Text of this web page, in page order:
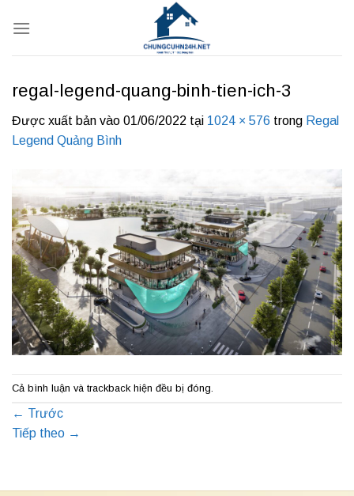
qua
regal-legend-quang-binh-tien-ich-3
Được xuất bản vào 01/06/2022 tại 1024 × 576 trong Regal
Legend Quảng Bình
Cả bình luận và trackback hiện đều bị đóng.
← Trước
Tiếp theo →